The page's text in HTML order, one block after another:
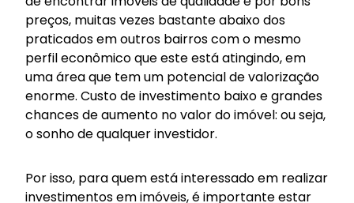
preços, muitas vezes bastante abaixo dos
praticados em outros bairros com o mesmo
perfil econômico que este está atingindo, em
uma área que tem um potencial de valorização
enorme. Custo de investimento baixo e grandes
chances de aumento no valor do imóvel: ou seja,
o sonho de qualquer investidor.
Por isso, para quem está interessado em realizar
investimentos em imóveis, é importante estar